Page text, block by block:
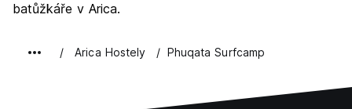
batůžkáře v Arica.
Arica Hostely Phuqata Surfcamp